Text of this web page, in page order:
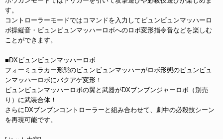
す。
コントローラーモードではコマンドを入力してビュンビュンマッハーロ
ボ操縦音・ビュンビュンマッハーロボへのロボ変形指令音などを楽しむ
ことができます。
■DXビュンビュンマッハーロボ
フォーミュラカー形態のビュンビュンマッハーがロボ形態のビュンビュ
ンマッハーロボにバクアゲ変形！
ビュンビュンマッハーロボの翼と武器がDXブンブンジャーロボ（別売
り）に武装合体！
さらにDXブンブンコントローラーと組み合わせて、劇中の必殺技シーン
を再現可能です。